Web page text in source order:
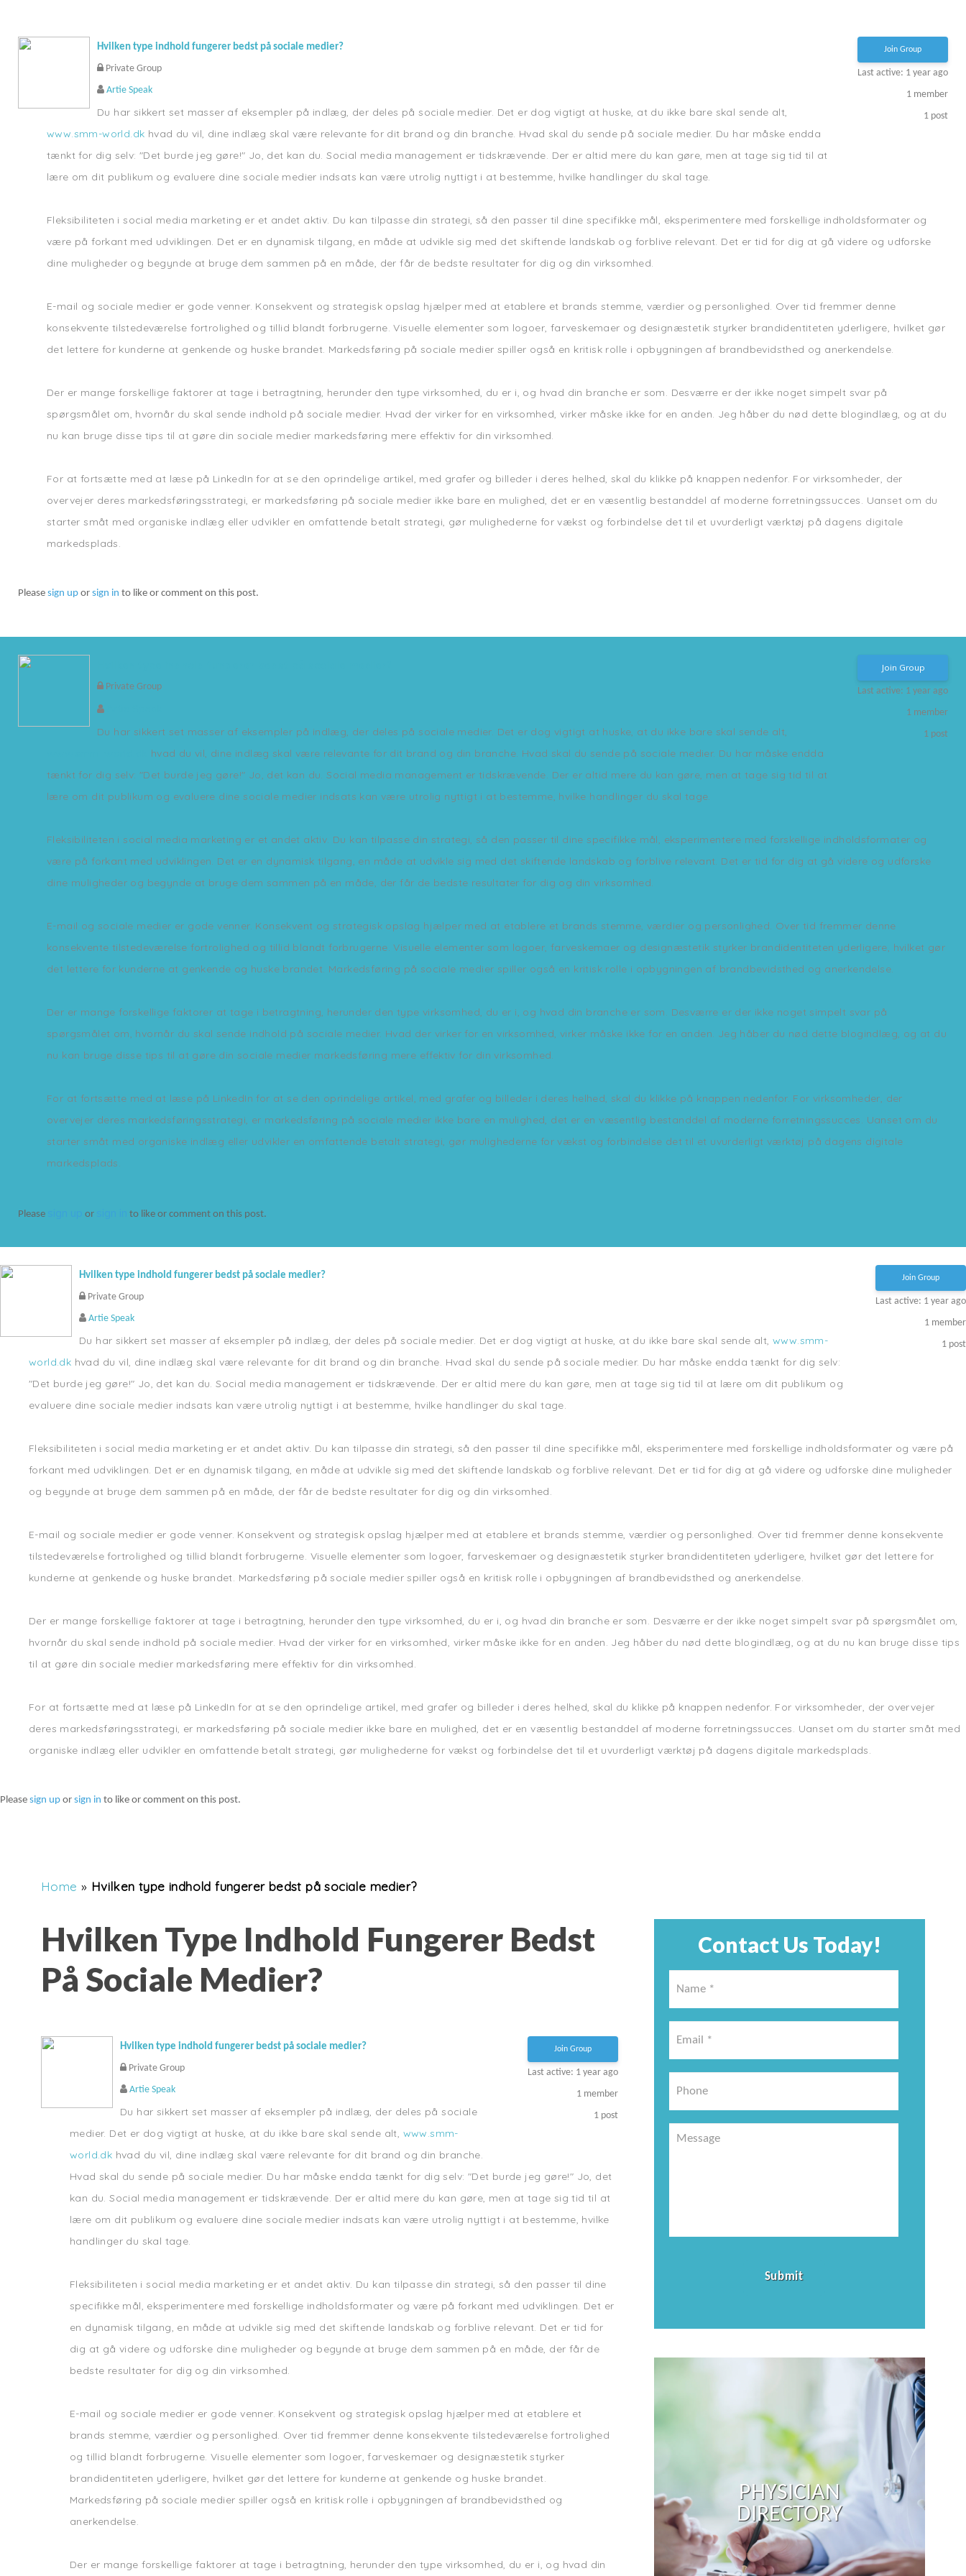
Join Group
Last active: 1 year ago
1 member
1 post
Hvilken type indhold fungerer bedst på sociale medier?
Private Group
Artie Speak
Du har sikkert set masser af eksempler på indlæg, der deles på sociale medier. Det er dog vigtigt at huske, at du ikke bare skal sende alt,
www.smm-world.dk hvad du vil, dine indlæg skal være relevante for dit brand og din branche. Hvad skal du sende på sociale medier. Du har måske endda
tænkt for dig selv: "Det burde jeg gøre!" Jo, det kan du. Social media management er tidskrævende. Der er altid mere du kan gøre, men at tage sig tid til at
lære om dit publikum og evaluere dine sociale medier indsats kan være utrolig nyttigt i at bestemme, hvilke handlinger du skal tage.
Fleksibiliteten i social media marketing er et andet aktiv. Du kan tilpasse din strategi, så den passer til dine specifikke mål, eksperimentere med forskellige indholdsformater og
være på forkant med udviklingen. Det er en dynamisk tilgang, en måde at udvikle sig med det skiftende landskab og forblive relevant. Det er tid for dig at gå videre og udforske
dine muligheder og begynde at bruge dem sammen på en måde, der får de bedste resultater for dig og din virksomhed.
E-mail og sociale medier er gode venner. Konsekvent og strategisk opslag hjælper med at etablere et brands stemme, værdier og personlighed. Over tid fremmer denne
konsekvente tilstedeværelse fortrolighed og tillid blandt forbrugerne. Visuelle elementer som logoer, farveskemaer og designæstetik styrker brandidentiteten yderligere, hvilket gør
det lettere for kunderne at genkende og huske brandet. Markedsføring på sociale medier spiller også en kritisk rolle i opbygningen af brandbevidsthed og anerkendelse.
Der er mange forskellige faktorer at tage i betragtning, herunder den type virksomhed, du er i, og hvad din branche er som. Desværre er der ikke noget simpelt svar på
spørgsmålet om, hvornår du skal sende indhold på sociale medier. Hvad der virker for en virksomhed, virker måske ikke for en anden. Jeg håber du nød dette blogindlæg, og at du
nu kan bruge disse tips til at gøre din sociale medier markedsføring mere effektiv for din virksomhed.
For at fortsætte med at læse på LinkedIn for at se den oprindelige artikel, med grafer og billeder i deres helhed, skal du klikke på knappen nedenfor. For virksomheder, der
overvejer deres markedsføringsstrategi, er markedsføring på sociale medier ikke bare en mulighed, det er en væsentlig bestanddel af moderne forretningssucces. Uanset om du
starter småt med organiske indlæg eller udvikler en omfattende betalt strategi, gør mulighederne for vækst og forbindelse det til et uvurderligt værktøj på dagens digitale
markedsplads.
Please sign up or sign in to like or comment on this post.
Join Group
Last active: 1 year ago
1 member
1 post
Private Group
Du har sikkert set masser af eksempler på indlæg, der deles på sociale medier. Det er dog vigtigt at huske, at du ikke bare skal sende alt,
hvad du vil, dine indlæg skal være relevante for dit brand og din branche. Hvad skal du sende på sociale medier. Du har måske endda
tænkt for dig selv: "Det burde jeg gøre!" Jo, det kan du. Social media management er tidskrævende. Der er altid mere du kan gøre, men at tage sig tid til at
lære om dit publikum og evaluere dine sociale medier indsats kan være utrolig nyttigt i at bestemme, hvilke handlinger du skal tage.
Fleksibiliteten i social media marketing er et andet aktiv. Du kan tilpasse din strategi, så den passer til dine specifikke mål, eksperimentere med forskellige indholdsformater og
være på forkant med udviklingen. Det er en dynamisk tilgang, en måde at udvikle sig med det skiftende landskab og forblive relevant. Det er tid for dig at gå videre og udforske
dine muligheder og begynde at bruge dem sammen på en måde, der får de bedste resultater for dig og din virksomhed.
E-mail og sociale medier er gode venner. Konsekvent og strategisk opslag hjælper med at etablere et brands stemme, værdier og personlighed. Over tid fremmer denne
konsekvente tilstedeværelse fortrolighed og tillid blandt forbrugerne. Visuelle elementer som logoer, farveskemaer og designæstetik styrker brandidentiteten yderligere, hvilket gør
det lettere for kunderne at genkende og huske brandet. Markedsføring på sociale medier spiller også en kritisk rolle i opbygningen af brandbevidsthed og anerkendelse.
Der er mange forskellige faktorer at tage i betragtning, herunder den type virksomhed, du er i, og hvad din branche er som. Desværre er der ikke noget simpelt svar på
spørgsmålet om, hvornår du skal sende indhold på sociale medier. Hvad der virker for en virksomhed, virker måske ikke for en anden. Jeg håber du nød dette blogindlæg, og at du
nu kan bruge disse tips til at gøre din sociale medier markedsføring mere effektiv for din virksomhed.
For at fortsætte med at læse på LinkedIn for at se den oprindelige artikel, med grafer og billeder i deres helhed, skal du klikke på knappen nedenfor. For virksomheder, der
overvejer deres markedsføringsstrategi, er markedsføring på sociale medier ikke bare en mulighed, det er en væsentlig bestanddel af moderne forretningssucces. Uanset om du
starter småt med organiske indlæg eller udvikler en omfattende betalt strategi, gør mulighederne for vækst og forbindelse det til et uvurderligt værktøj på dagens digitale
markedsplads.
Please or to like or comment on this post.
Join Group
Last active: 1 year ago
1 member
1 post
Hvilken type indhold fungerer bedst på sociale medier?
Private Group
Artie Speak
Du har sikkert set masser af eksempler på indlæg, der deles på sociale medier. Det er dog vigtigt at huske, at du ikke bare skal sende alt,www.smm-
world.dk hvad du vil, dine indlæg skal være relevante for dit brand og din branche. Hvad skal du sende på sociale medier. Du har måske endda tænkt for dig selv:
"Det burde jeg gøre!" Jo, det kan du. Social media management er tidskrævende. Der er altid mere du kan gøre, men at tage sig tid til at lære om dit publikum og
evaluere dine sociale medier indsats kan være utrolig nyttigt i at bestemme, hvilke handlinger du skal tage.
Fleksibiliteten i social media marketing er et andet aktiv. Du kan tilpasse din strategi, så den passer til dine specifikke mål, eksperimentere med forskellige indholdsformater og være på
forkant med udviklingen. Det er en dynamisk tilgang, en måde at udvikle sig med det skiftende landskab og forblive relevant. Det er tid for dig at gå videre og udforske dine muligheder
og begynde at bruge dem sammen på en måde, der får de bedste resultater for dig og din virksomhed.
E-mail og sociale medier er gode venner. Konsekvent og strategisk opslag hjælper med at etablere et brands stemme, værdier og personlighed. Over tid fremmer denne konsekvente
tilstedeværelse fortrolighed og tillid blandt forbrugerne. Visuelle elementer som logoer, farveskemaer og designæstetik styrker brandidentiteten yderligere, hvilket gør det lettere for
kunderne at genkende og huske brandet. Markedsføring på sociale medier spiller også en kritisk rolle i opbygningen af brandbevidsthed og anerkendelse.
Der er mange forskellige faktorer at tage i betragtning, herunder den type virksomhed, du er i, og hvad din branche er som. Desværre er der ikke noget simpelt svar på spørgsmålet om,
hvornår du skal sende indhold på sociale medier. Hvad der virker for en virksomhed, virker måske ikke for en anden. Jeg håber du nød dette blogindlæg, og at du nu kan bruge disse tips
til at gøre din sociale medier markedsføring mere effektiv for din virksomhed.
For at fortsætte med at læse på LinkedIn for at se den oprindelige artikel, med grafer og billeder i deres helhed, skal du klikke på knappen nedenfor. For virksomheder, der overvejer
deres markedsføringsstrategi, er markedsføring på sociale medier ikke bare en mulighed, det er en væsentlig bestanddel af moderne forretningssucces. Uanset om du starter småt med
organiske indlæg eller udvikler en omfattende betalt strategi, gør mulighederne for vækst og forbindelse det til et uvurderligt værktøj på dagens digitale markedsplads.
Please sign up or sign in to like or comment on this post.
Home » Hvilken type indhold fungerer bedst på sociale medier?
Hvilken Type Indhold Fungerer Bedst
På Sociale Medier?
Join Group
Last active: 1 year ago
1 member
1 post
Hvilken type indhold fungerer bedst på sociale medier?
Private Group
Artie Speak
Du har sikkert set masser af eksempler på indlæg, der deles på sociale
medier. Det er dog vigtigt at huske, at du ikke bare skal sende alt, www.smm-
world.dk hvad du vil, dine indlæg skal være relevante for dit brand og din branche.
Hvad skal du sende på sociale medier. Du har måske endda tænkt for dig selv: "Det burde jeg gøre!" Jo, det
kan du. Social media management er tidskrævende. Der er altid mere du kan gøre, men at tage sig tid til at
lære om dit publikum og evaluere dine sociale medier indsats kan være utrolig nyttigt i at bestemme, hvilke
handlinger du skal tage.
Fleksibiliteten i social media marketing er et andet aktiv. Du kan tilpasse din strategi, så den passer til dine
specifikke mål, eksperimentere med forskellige indholdsformater og være på forkant med udviklingen. Det er
en dynamisk tilgang, en måde at udvikle sig med det skiftende landskab og forblive relevant. Det er tid for
dig at gå videre og udforske dine muligheder og begynde at bruge dem sammen på en måde, der får de
bedste resultater for dig og din virksomhed.
E-mail og sociale medier er gode venner. Konsekvent og strategisk opslag hjælper med at etablere et
brands stemme, værdier og personlighed. Over tid fremmer denne konsekvente tilstedeværelse fortrolighed
og tillid blandt forbrugerne. Visuelle elementer som logoer, farveskemaer og designæstetik styrker
brandidentiteten yderligere, hvilket gør det lettere for kunderne at genkende og huske brandet.
Markedsføring på sociale medier spiller også en kritisk rolle i opbygningen af brandbevidsthed og
anerkendelse.
Der er mange forskellige faktorer at tage i betragtning, herunder den type virksomhed, du er i, og hvad din
Contact Us Today!
*
*
PHYSICIAN
DIRECTORY